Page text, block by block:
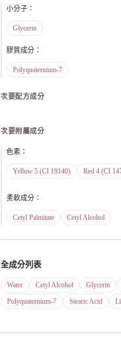
小分子 ：
Glycerin
膠質成分 ：
Polyquaternium-7
次要配方成分
次要附屬成分
色素 ：
Yellow 5 (CI 19140) Red 4 (CI
柔軟成分 ：
Cetyl Palmitate Cetyl Alcohol
全成分列表
Water Cetyl Alcohol Glycerin
Polyquaternium-7
Stearic Acid